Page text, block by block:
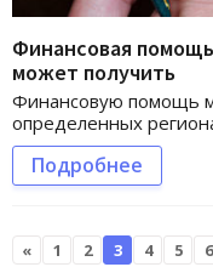
Финансовая
может получить
Финансовую помощь
определенных
Подробнее
« 1 2 3 4 5 6